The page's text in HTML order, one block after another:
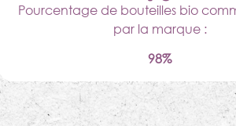
Pourcentage de bouteilles bio
par la marque :
98%